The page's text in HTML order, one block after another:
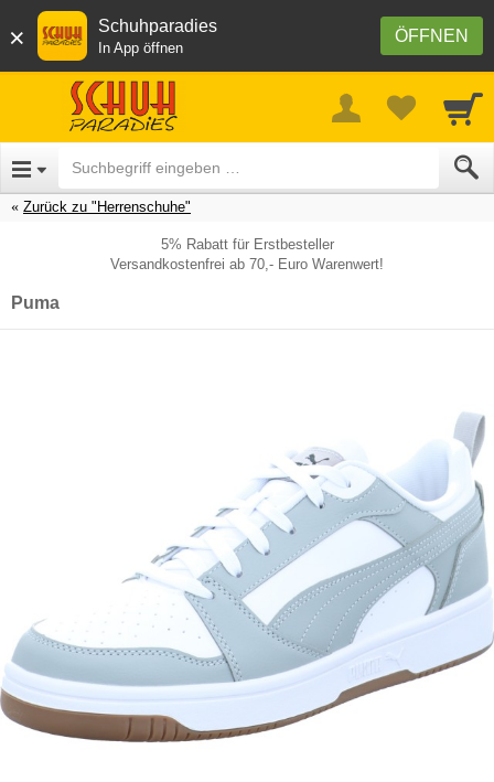
× ÖFFNEN
Schuhparadies
In App öffnen
Zurück zu "Herrenschuhe"
5% Rabatt für Erstbesteller
Versandkostenfrei ab 70,- Euro Warenwert!
Puma